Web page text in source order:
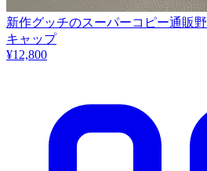
新作グッチのスーパーコピー通販
キャップ
¥12,800